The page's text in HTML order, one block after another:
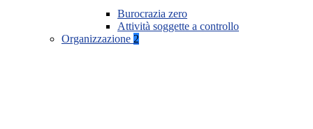
Burocrazia zero
Attività soggette a controllo
Organizzazione 2